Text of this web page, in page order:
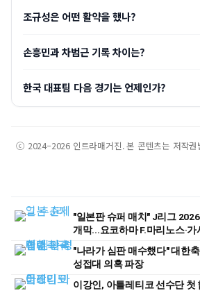
조규성은 어떤 활약을 했나?
손흥민과 차범근 기록 차이는?
한국 대표팀 다음 경기는 언제인가?
ⓒ 2024–2026 인트라매거진. 본 콘텐츠는 저작권
"일본판 슈퍼 매치" J리그
개막...요코하마 F.마리노스·
"나라가 심판 매수했다" 대한
성접대 의혹 파장
이강인, 아틀레티코 선수단 첫